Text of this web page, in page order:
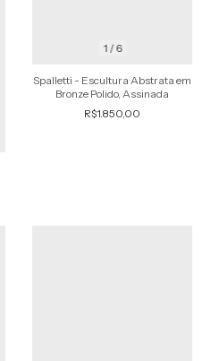
1 /6
Spalletti - Escultura Abstrata em
Bronze Polido, Assinada
R$1.850,00